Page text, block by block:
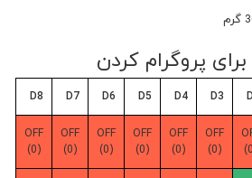
پروگرام کردن
D3
D4
D5
D6
D7
D8
OFF
(0)
OFF
(0)
OFF
(0)
OFF
(0)
OFF
(0)
OFF
(0)